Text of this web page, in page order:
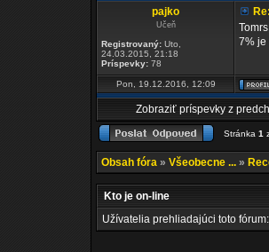
pajko
Učeň
Registrovaný: Uto,
24.03.2015, 21:18
Príspevky: 78
7% je
Pon, 19.12.2016, 12:09
Zobraziť príspevky z
Stránka 1
Obsah fóra » Všeobecne ... »
Kto je on-line
Užívatelia prehliadajúci toto